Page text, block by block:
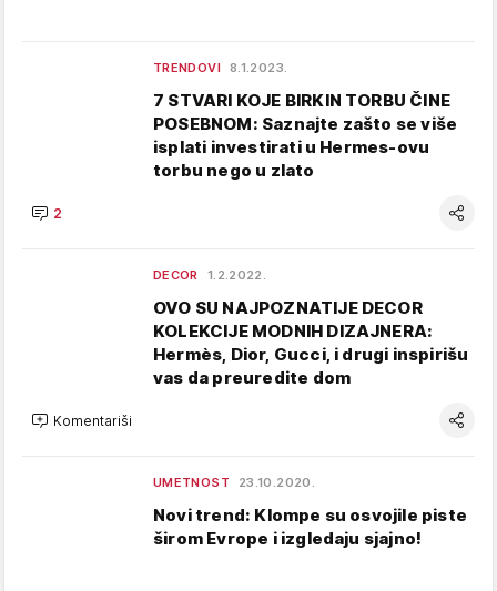
TRENDOVI 8.1.2023.
7 STVARI KOJE BIRKIN TORBU ČINE
POSEBNOM: Saznajte zašto se više
isplati investirati u Hermes-ovu
torbu nego u zlato
2
DECOR 1.2.2022.
OVO SU NAJPOZNATIJE DECOR
KOLEKCIJE MODNIH DIZAJNERA:
Hermès, Dior, Gucci, i drugi inspirišu
vas da preuredite dom
Komentariši
UMETNOST 23.10.2020.
Novi trend: Klompe su osvojile piste
širom Evrope i izgledaju sjajno!